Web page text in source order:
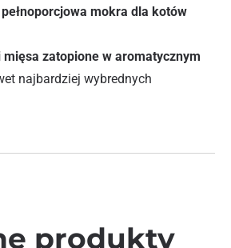
mokra dla kotów
mięsa zatopione w aromatycznym
najbardziej wybrednych
produkty